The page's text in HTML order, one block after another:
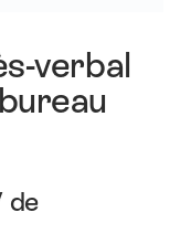
verbal
de